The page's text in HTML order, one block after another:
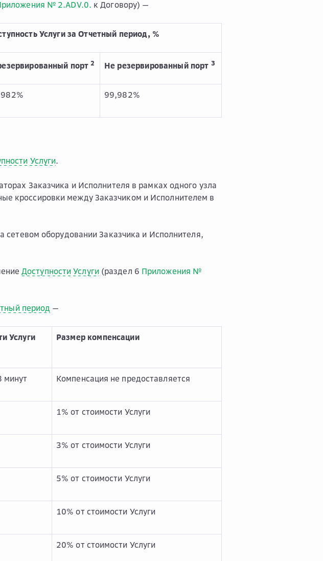
№ 2.ADV.0. к Договору) —
Услуги за Отчетный период, %
порт 2 Не резервированный порт 3
99,982%
Услуги.
Заказчика и Исполнителя в рамках одного узла
кроссировки между Заказчиком и Исполнителем в
сетевом оборудовании Заказчика и Исполнителя,
Доступности Услуги(раздел 6 Приложения №
период —
Услуги ­Размер компенсации
минут Компенсация не предоставляется
1% от стоимости Услуги
3% от стоимости Услуги
5% от стоимости Услуги
10% от стоимости Услуги
20% от стоимости Услуги